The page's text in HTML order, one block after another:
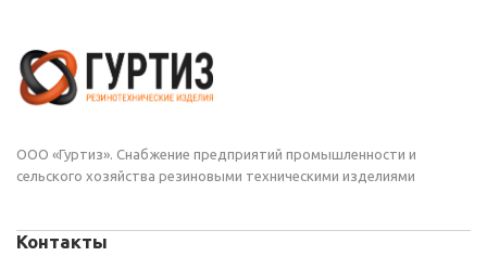
ООО «Гуртиз». Снабжение предприятий промышленности и
сельского хозяйства резиновыми техническими изделиями
Контакты